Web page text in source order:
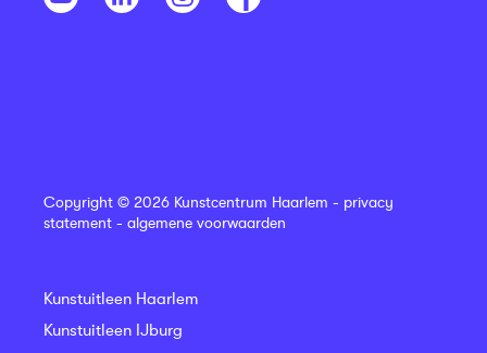
Copyright © 2026 Kunstcentrum Haarlem - privacy
statement - algemene voorwaarden
Kunstuitleen Haarlem
Kunstuitleen IJburg